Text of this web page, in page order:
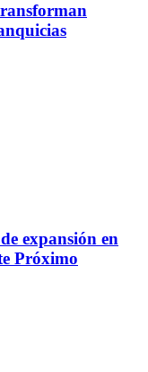
expansión en
Próximo